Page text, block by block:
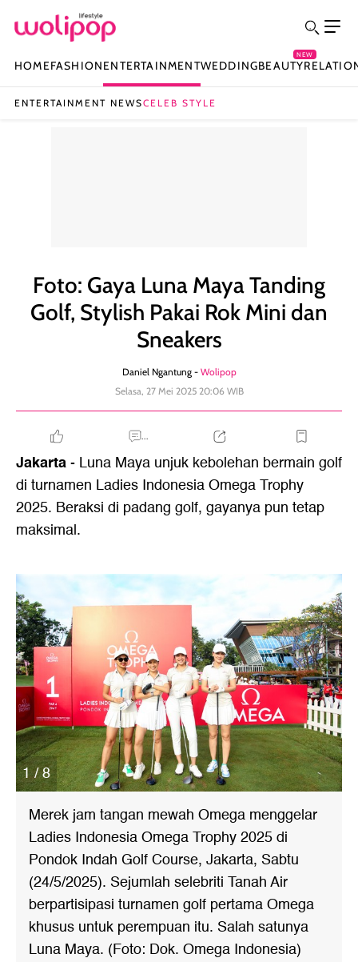
HOMEFASHIONENTERTAINMENTWEDDINGBEAUTY
NEW
ENTERTAINMENT NEWSCELEB STYLE
Foto: Gaya Luna Maya Tanding
Golf, Stylish Pakai Rok Mini dan
Sneakers
Daniel Ngantung - Wolipop
Selasa, 27 Mei 2025 20:06 WIB
...
Jakarta- Luna Maya unjuk kebolehan bermain golf
di turnamen Ladies Indonesia Omega Trophy
2025. Beraksi di padang golf, gayanya pun tetap
maksimal.
1 / 8
Merek jam tangan mewah Omega menggelar
Ladies Indonesia Omega Trophy 2025 di
Pondok Indah Golf Course, Jakarta, Sabtu
(24/5/2025). Sejumlah selebriti Tanah Air
berpartisipasi turnamen golf pertama Omega
khusus untuk perempuan itu. Salah satunya
Luna Maya. (Foto: Dok. Omega Indonesia)